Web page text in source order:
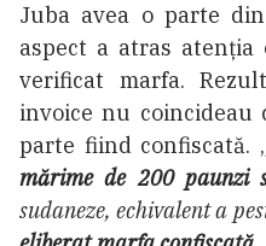
Juba avea o parte
aspect a atras
verificat marfa.
invoice nu coincideau
parte fiind confiscată.
mărime de 200 paunzi
sudaneze, echivalent a